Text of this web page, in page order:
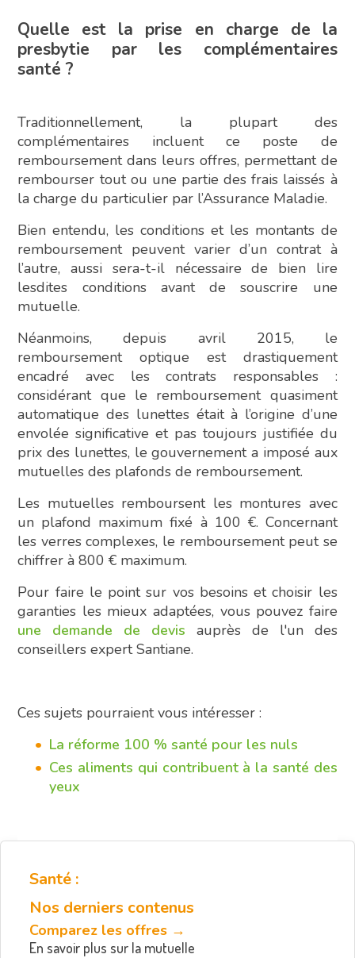
Quelle est la prise en charge de la
presbytie par les complémentaires
santé ?
Traditionnellement, la plupart des
complémentaires incluent ce poste de
remboursement dans leurs offres, permettant de
rembourser tout ou une partie des frais laissés à
la charge du particulier par l’Assurance Maladie.
Bien entendu, les conditions et les montants de
remboursement peuvent varier d’un contrat à
l’autre, aussi sera-t-il nécessaire de bien lire
lesdites conditions avant de souscrire une
mutuelle.
Néanmoins, depuis avril 2015, le
remboursement optique est drastiquement
encadré avec les contrats responsables :
considérant que le remboursement quasiment
automatique des lunettes était à l’origine d’une
envolée significative et pas toujours justifiée du
prix des lunettes, le gouvernement a imposé aux
mutuelles des plafonds de remboursement.
Les mutuelles remboursent les montures avec
un plafond maximum fixé à 100 €. Concernant
les verres complexes, le remboursement peut se
chiffrer à 800 € maximum.
Pour faire le point sur vos besoins et choisir les
garanties les mieux adaptées, vous pouvez faire
une demande de devis auprès de l'un des
conseillers expert Santiane.
Ces sujets pourraient vous intéresser :
La réforme 100 % santé pour les nuls
Ces aliments qui contribuent à la santé des
yeux
Santé :
Nos derniers contenus
Comparez les offres →
En savoir plus sur la mutuelle